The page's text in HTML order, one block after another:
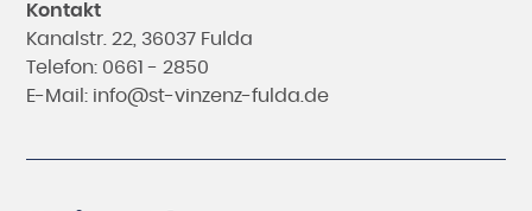
Kontakt
Kanalstr. 22, 36037 Fulda
Telefon: 0661 - 2850
E-Mail: info@st-vinzenz-fulda.de